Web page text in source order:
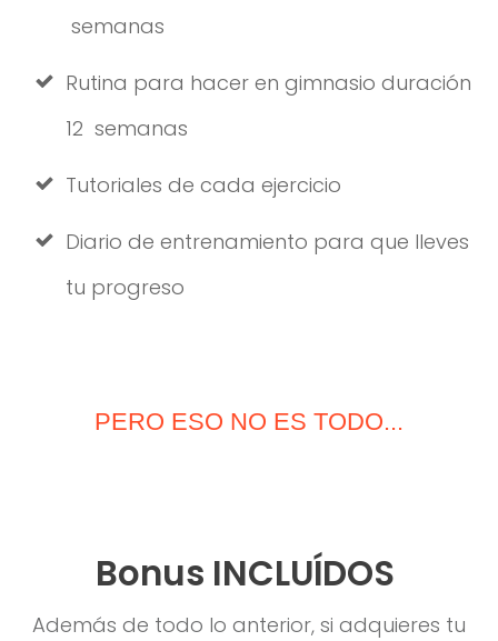
semanas
Rutina para hacer en gimnasio duración
12 semanas
Tutoriales de cada ejercicio
Diario de entrenamiento para que lleves
tu progreso
PERO ESO NO ES TODO...
Bonus INCLUÍDOS
Además de todo lo anterior, si adquieres tu